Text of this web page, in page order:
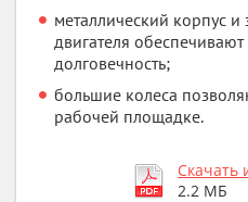
металлический корпус
двигателя обеспечивают
долговечность;
большие колеса
рабочей площадке.
Скачать
2.2 МБ